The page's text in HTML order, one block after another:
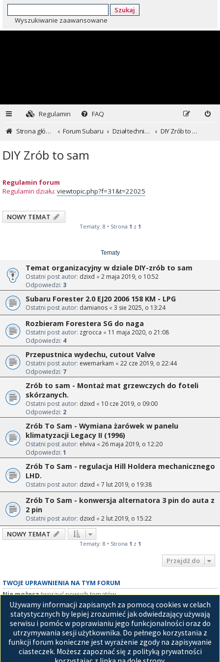
Szukaj
Wyszukiwanie zaawansowane
Regulamin
FAQ
Strona główna
Forum Subaru Dział techniczny ...czyli dla kochających inaczej DIY Zrób to sam
DIY Zrób to sam
Regulamin forum
Regulamin działu: viewtopic.php?f=31&t=22025
NOWY TEMAT
Tematy: 8 • Strona 1 z 1
Tematy
Temat organizacyjny w dziale DIY-zrób to sam
Ostatni post autor: dzixd « 2 maja 2019, o 10:52
Odpowiedzi: 3
Subaru Forester 2.0 EJ20 2006 158 KM - LPG
Ostatni post autor: damianos « 3 sie 2025, o 13:24
Rozbieram Forestera SG do naga
Ostatni post autor: zgrocca « 11 maja 2020, o 21:08
Odpowiedzi: 4
Przepustnica wydechu, cutout Valve
Ostatni post autor: ewemarkam « 22 cze 2019, o 22:44
Odpowiedzi: 7
Zrób to sam - Montaż mat grzewczych do foteli
skórzanych.
Ostatni post autor: dzixd « 10 cze 2019, o 09:00
Odpowiedzi: 2
Zrób To Sam - Wymiana żarówek w panelu
klimatyzacji Legacy II (1996)
Ostatni post autor: elviva « 26 maja 2019, o 12:20
Odpowiedzi: 1
Zrób To Sam - regulacja Hill Holdera mechanicznego
LHD.
Ostatni post autor: dzixd « 7 lut 2019, o 19:38
Zrób To Sam - konwersja alternatora 3 pin do auta z
2 pin
Ostatni post autor: dzixd « 2 lut 2019, o 15:22
NOWY TEMAT
Tematy: 8 • Strona 1 z 1
Przejdź do
TWOJE UPRAWNIENIA NA TYM FORUM
Nie możesztworzyć nowych tematów
Nie możeszodpowiadać w tematach
Nie możeszzmieniać swoich postów
Nie możeszusuwać swoich postów
Nie możesz dodawać załączników
Używamy informacji zapisanych za pomocą cookies w celach
statystycznych by lepiej zrozumieć jak odwiedzający używają
serwisu i pomóc w poprawianiu jego funkcjonalności oraz do
utrzymywania sesji użytkownika. Do pełnego korzystania z
funkcji forum konieczne jest wyrażenie zgody na zapisywanie
ciasteczek. Możesz zapoznać się z polityką prywatności
Strona główna